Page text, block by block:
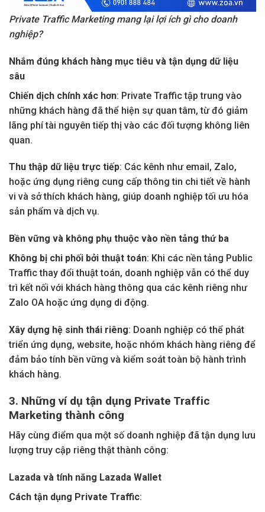
Private Traffic Marketing mang lại lợi ích gì cho doanh
nghiệp?
Nhắm đúng khách hàng mục tiêu và tận dụng dữ liệu
sâu
Chiến dịch chính xác hơn: Private Traffic tập trung vào
những khách hàng đã thể hiện sự quan tâm, từ đó giảm
lãng phí tài nguyên tiếp thị vào các đối tượng không liên
quan.
Thu thập dữ liệu trực tiếp: Các kênh như email, Zalo,
hoặc ứng dụng riêng cung cấp thông tin chi tiết về hành
vi và sở thích khách hàng, giúp doanh nghiệp tối ưu hóa
sản phẩm và dịch vụ.
Bền vững và không phụ thuộc vào nền tảng thứ ba
Không bị chi phối bởi thuật toán: Khi các nền tảng Public
Traffic thay đổi thuật toán, doanh nghiệp vẫn có thể duy
trì kết nối với khách hàng thông qua các kênh riêng như
Zalo OA hoặc ứng dụng di động.
Xây dựng hệ sinh thái riêng: Doanh nghiệp có thể phát
triển ứng dụng, website, hoặc nhóm khách hàng riêng để
đảm bảo tính bền vững và kiểm soát toàn bộ hành trình
khách hàng.
3. Những ví dụ tận dụng Private Traffic
Marketing thành công
Hãy cùng điểm qua một số doanh nghiệp đã tận dụng lưu
lượng truy cập riêng thật thành công:
Lazada và tính năng Lazada Wallet
Cách tận dụng Private Traffic: